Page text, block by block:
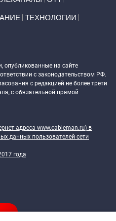
ТЕХНОЛОГИИ
опубликованные на сайте
с законодательством РФ.
с редакцией не более трети
с обязательной прямой
адреса www.cableman.ru) в
данных пользователей сети
года